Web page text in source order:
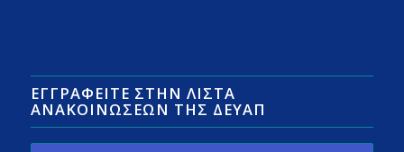
ΕΓΓΡΑΦΕΊΤΕ ΣΤΗΝ ΛΊΣΤΑ
ΑΝΑΚΟΙΝΏΣΕΩΝ ΤΗΣ ΔΕΥΑΠ